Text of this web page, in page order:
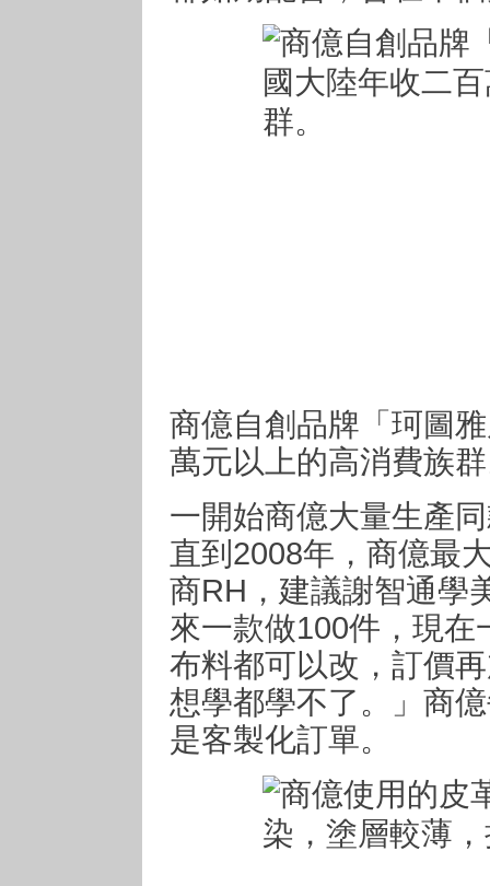
商億自創品牌「珂圖
萬元以上的高消費族
一開始商億大量生產
直到2008年，商億最
商RH，建議謝智通學
來一款做100件，現
布料都可以改，訂價
想學都學不了。」商
是客製化訂單。